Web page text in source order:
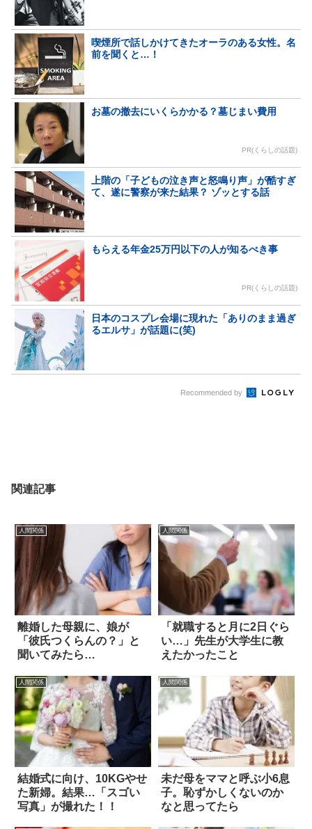
喫煙所で話しかけてきたオーラのある女性。名
前を聞くと…！
お墓の撤去にいくらかかる？墓じまい費用
PR(くらしの話題)
上階の「子どもの泣き声と怒鳴り声」が酷すぎ
て、遂に警察が来た結果？ ゾッとする話
もらえる年金25万円以下の人が知るべき事
PR(くらしの話題)
日本のコスプレ会場に現れた「ありのまま過ぎ
るエルサ」が話題に(笑)
Recommended by
関連記事
人間関係
離婚した母親に、娘が
「彼氏つくらんの？」と
聞いてみたら…
人間関係
「就職すると月に2日ぐら
い…」先生が大学生に教
えたかったこと
人間関係
結婚式に向け、10KGやせ
た新婦。結果…「スゴい
写真」が撮れた！！
人間関係
未だ母をママと呼ぶ小6息
子。恥ずかしくないのか
なと思ってたら